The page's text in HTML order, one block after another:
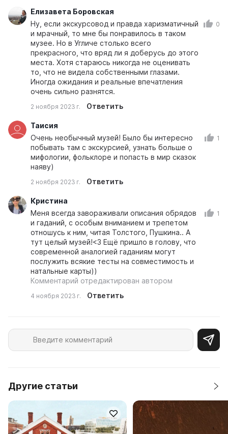
Елизавета Боровская
Ну, если экскурсовод и правда харизматичный
и мрачный, то мне бы понравилось в таком
музее. Но в Угличе столько всего
прекрасного, что вряд ли я доберусь до этого
места. Хотя стараюсь никогда не оценивать
то, что не видела собственными глазами.
Иногда ожидания и реальные впечатления
очень сильно разнятся.
0
2 ноября 2023 г. Ответить
Таисия
Очень необычный музей! Было бы интересно
побывать там с экскурсией, узнать больше о
мифологии, фольклоре и попасть в мир сказок
наяву)
1
2 ноября 2023 г. Ответить
Кристина
Меня всегда завораживали описания обрядов
и гаданий, с особым вниманием и трепетом
отношусь к ним, читая Толстого, Пушкина.. А
тут целый музей!<3 Ещё пришло в голову, что
современной аналогией гаданиям могут
послужить всякие тесты на совместимость и
натальные карты))
Комментарий отредактирован автором
1
4 ноября 2023 г. Ответить
Другие статьи